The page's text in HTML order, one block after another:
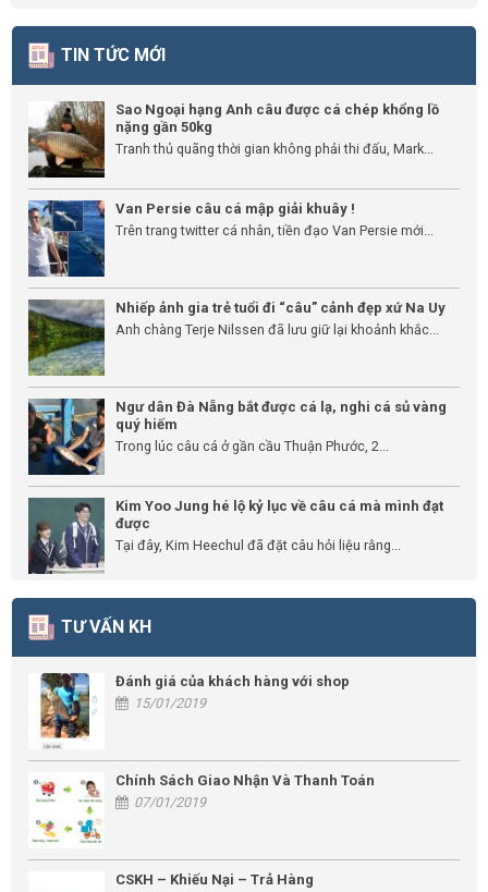
TIN TỨC MỚI
Sao Ngoại hạng Anh câu được cá chép khổng lồ
nặng gần 50kg
Tranh thủ quãng thời gian không phải thi đấu, Mark...
Van Persie câu cá mập giải khuây !
Trên trang twitter cá nhân, tiền đạo Van Persie mới...
Nhiếp ảnh gia trẻ tuổi đi “câu” cảnh đẹp xứ Na Uy
Anh chàng Terje Nilssen đã lưu giữ lại khoảnh khắc...
Ngư dân Đà Nẵng bắt được cá lạ, nghi cá sủ vàng
quý hiếm
Trong lúc câu cá ở gần cầu Thuận Phước, 2...
Kim Yoo Jung hé lộ kỷ lục về câu cá mà mình đạt
được
Tại đây, Kim Heechul đã đặt câu hỏi liệu rằng...
TƯ VẤN KH
Đánh giá của khách hàng với shop
15/01/2019
Chính Sách Giao Nhận Và Thanh Toán
07/01/2019
CSKH – Khiếu Nại – Trả Hàng